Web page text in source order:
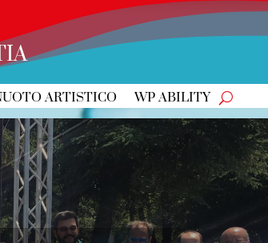
ARTISTICO WP ABILITY